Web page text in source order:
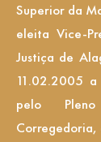
Superior da
eleita Vice-
Justiça de
11.02.2005 a
pelo
Corregedoria,